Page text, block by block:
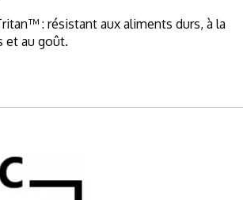
: résistant aux aliments durs, à la
et au goût.